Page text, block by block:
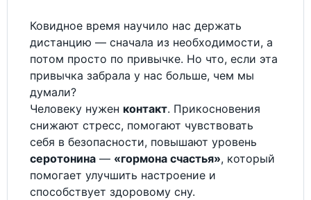
Ковидное время научило нас держать
дистанцию — сначала из необходимости, а
потом просто по привычке. Но что, если эта
привычка забрала у нас больше, чем мы
думали?
Человеку нужен контакт. Прикосновения
снижают стресс, помогают чувствовать
себя в безопасности, повышают уровень
серотонина — «гормона счастья», который
помогает улучшить настроение и
способствует здоровому сну.